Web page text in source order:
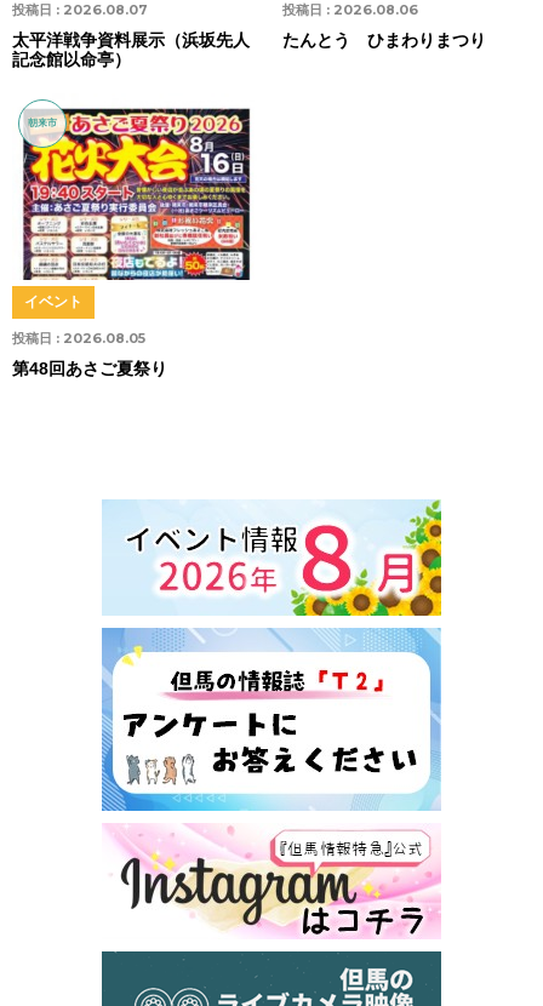
投稿日 : 2026.08.07
太平洋戦争資料展示（浜坂先人
記念館以命亭）
投稿日 : 2026.08.06
たんとう ひまわりまつり
朝来市
投稿日 : 2026.08.05
イベント
第48回あさご夏祭り